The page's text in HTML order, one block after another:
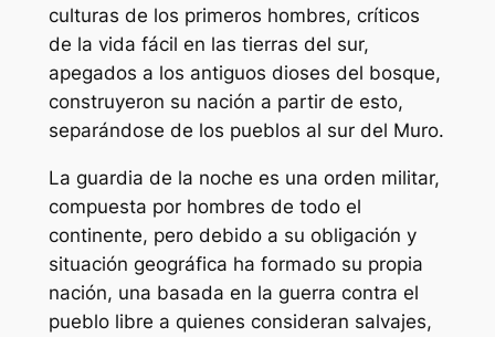
culturas de los primeros hombres, críticos
de la vida fácil en las tierras del sur,
apegados a los antiguos dioses del bosque,
construyeron su nación a partir de esto,
separándose de los pueblos al sur del Muro.
La guardia de la noche es una orden militar,
compuesta por hombres de todo el
continente, pero debido a su obligación y
situación geográfica ha formado su propia
nación, una basada en la guerra contra el
pueblo libre a quienes consideran salvajes,